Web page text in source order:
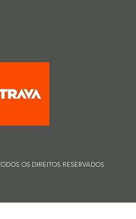
OS DIREITOS RESERVADOS